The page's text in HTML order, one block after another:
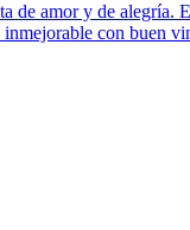
de amor y de alegría.
con buen